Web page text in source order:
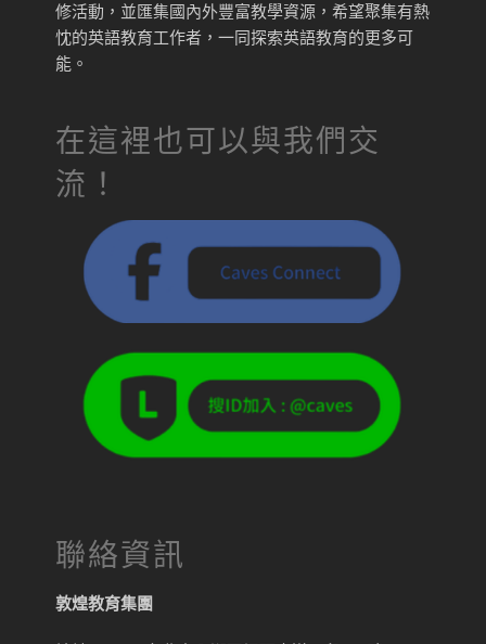
修活動，並匯集國內外豐富教學資源，希望聚集有熱
忱的英語教育工作者，一同探索英語教育的更多可
能。
在這裡也可以與我們交
流！
聯絡資訊
敦煌教育集團